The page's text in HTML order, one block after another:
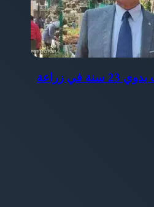
عاشق الصبار قضى ثروت بدوي 23 سنة في زراعة